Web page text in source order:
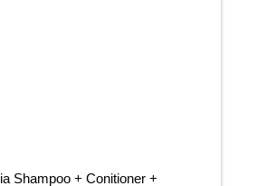
Shampoo + Conitioner +